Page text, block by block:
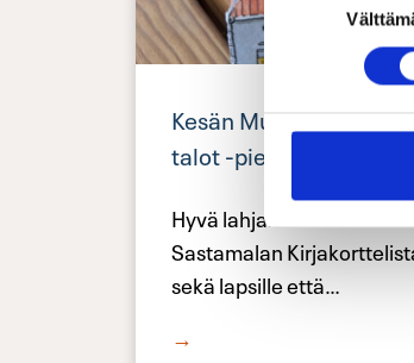
valinta
Kesän Museokortti-
talot -
Hyvä lahjaidea tai
Sastamalan
sekä lapsille että
→